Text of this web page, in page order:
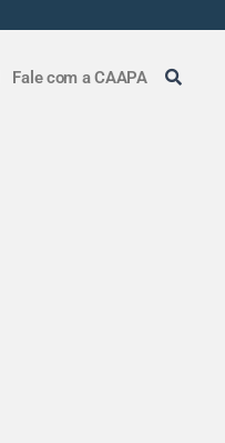
Fale com a CAAPA